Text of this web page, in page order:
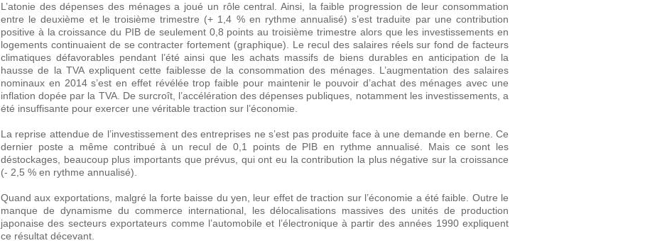
L’atonie des dépenses des ménages a joué un rôle central. Ainsi, la faible progression de leur consommation
entre le deuxième et le troisième trimestre (+ 1,4 % en rythme annualisé) s’est traduite par une contribution
positive à la croissance du PIB de seulement 0,8 points au troisième trimestre alors que les investissements en
logements continuaient de se contracter fortement (graphique). Le recul des salaires réels sur fond de facteurs
climatiques défavorables pendant l’été ainsi que les achats massifs de biens durables en anticipation de la
hausse de la TVA expliquent cette faiblesse de la consommation des ménages. L’augmentation des salaires
nominaux en 2014 s’est en effet révélée trop faible pour maintenir le pouvoir d’achat des ménages avec une
inflation dopée par la TVA. De surcroît, l’accélération des dépenses publiques, notamment les investissements, a
été insuffisante pour exercer une véritable traction sur l’économie.
La reprise attendue de l’investissement des entreprises ne s’est pas produite face à une demande en berne. Ce
dernier poste a même contribué à un recul de 0,1 points de PIB en rythme annualisé. Mais ce sont les
déstockages, beaucoup plus importants que prévus, qui ont eu la contribution la plus négative sur la croissance
(- 2,5 % en rythme annualisé).
Quand aux exportations, malgré la forte baisse du yen, leur effet de traction sur l’économie a été faible. Outre le
manque de dynamisme du commerce international, les délocalisations massives des unités de production
japonaise des secteurs exportateurs comme l’automobile et l’électronique à partir des années 1990 expliquent
ce résultat décevant.